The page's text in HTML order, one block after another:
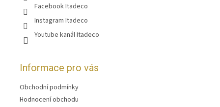
Facebook Itadeco
Instagram Itadeco
Youtube kanál Itadeco
Informace pro vás
Obchodní podmínky
Hodnocení obchodu